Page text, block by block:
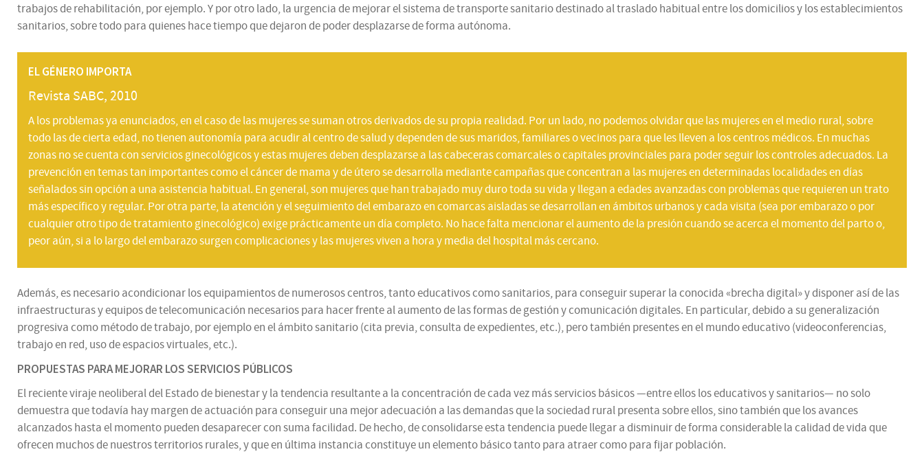
trabajos de rehabilitación, por ejemplo. Y por otro lado, la urgencia de mejorar el sistema de transporte sanitario destinado al traslado habitual entre los domicilios y los establecimientos
sanitarios, sobre todo para quienes hace tiempo que dejaron de poder desplazarse de forma autónoma.
EL GÉNERO IMPORTA
Revista SABC, 2010
A los problemas ya enunciados, en el caso de las mujeres se suman otros derivados de su propia realidad. Por un lado, no podemos olvidar que las mujeres en el medio rural, sobre
todo las de cierta edad, no tienen autonomía para acudir al centro de salud y dependen de sus maridos, familiares o vecinos para que les lleven a los centros médicos. En muchas
zonas no se cuenta con servicios ginecológicos y estas mujeres deben desplazarse a las cabeceras comarcales o capitales provinciales para poder seguir los controles adecuados. La
prevención en temas tan importantes como el cáncer de mama y de útero se desarrolla mediante campañas que concentran a las mujeres en determinadas localidades en días
señalados sin opción a una asistencia habitual. En general, son mujeres que han trabajado muy duro toda su vida y llegan a edades avanzadas con problemas que requieren un trato
más específico y regular. Por otra parte, la atención y el seguimiento del embarazo en comarcas aisladas se desarrollan en ámbitos urbanos y cada visita (sea por embarazo o por
cualquier otro tipo de tratamiento ginecológico) exige prácticamente un día completo. No hace falta mencionar el aumento de la presión cuando se acerca el momento del parto o,
peor aún, si a lo largo del embarazo surgen complicaciones y las mujeres viven a hora y media del hospital más cercano.
Además, es necesario acondicionar los equipamientos de numerosos centros, tanto educativos como sanitarios, para conseguir superar la conocida «brecha digital» y disponer así de las
infraestructuras y equipos de telecomunicación necesarios para hacer frente al aumento de las formas de gestión y comunicación digitales. En particular, debido a su generalización
progresiva como método de trabajo, por ejemplo en el ámbito sanitario (cita previa, consulta de expedientes, etc.), pero también presentes en el mundo educativo (videoconferencias,
trabajo en red, uso de espacios virtuales, etc.).
PROPUESTAS PARA MEJORAR LOS SERVICIOS PÚBLICOS
El reciente viraje neoliberal del Estado de bienestar y la tendencia resultante a la concentración de cada vez más servicios básicos —entre ellos los educativos y sanitarios— no solo
demuestra que todavía hay margen de actuación para conseguir una mejor adecuación a las demandas que la sociedad rural presenta sobre ellos, sino también que los avances
alcanzados hasta el momento pueden desaparecer con suma facilidad. De hecho, de consolidarse esta tendencia puede llegar a disminuir de forma considerable la calidad de vida que
ofrecen muchos de nuestros territorios rurales, y que en última instancia constituye un elemento básico tanto para atraer como para fijar población.